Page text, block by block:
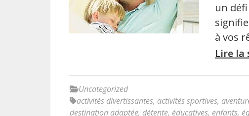
un
à vos
Lire la
Uncategorized
activités divertissantes, activités sportives,
destination adaptée, détente, éducatives, enfants,